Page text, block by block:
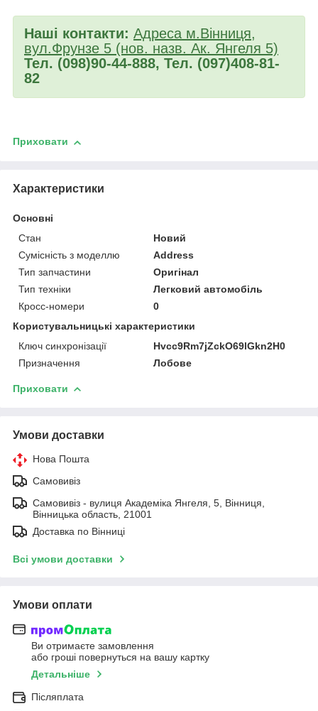
Наші контакти: Адреса м.Вінниця,
вул.Фрунзе 5 (нов. назв. Ак. Янгеля 5)
Тел. (098)90-44-888, Тел. (097)408-81-
82
Приховати
Характеристики
Основні
Стан
Новий
Сумісність з моделлю
Address
Тип запчастини
Оригінал
Тип техніки
Легковий автомобіль
Кросс-номери
0
Користувальницькі характеристики
Ключ синхронізації
Hvcc9Rm7jZckO69lGkn2H0
Призначення
Лобове
Приховати
Умови доставки
Нова Пошта
Самовивіз
Самовивіз - вулиця Академіка Янгеля, 5, Вінниця,
Вінницька область, 21001
Доставка по Вінниці
Всі умови доставки
Умови оплати
Ви отримаєте замовлення
або гроші повернуться на вашу картку
Детальніше
Післяплата